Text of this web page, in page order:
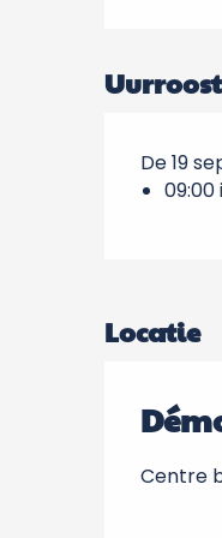
De 19
09:00
Locatie
Centre